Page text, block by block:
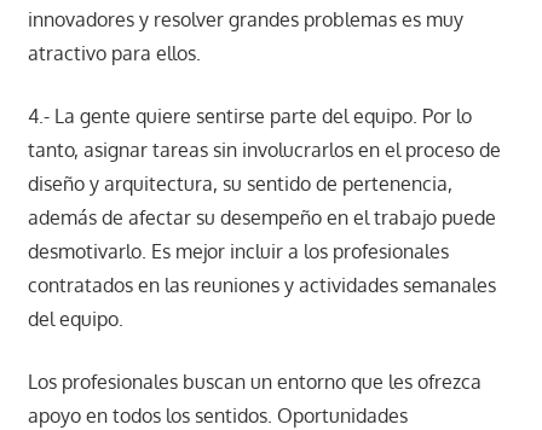
innovadores y resolver grandes problemas es muy
atractivo para ellos.
4.- La gente quiere sentirse parte del equipo. Por lo
tanto, asignar tareas sin involucrarlos en el proceso de
diseño y arquitectura, su sentido de pertenencia,
además de afectar su desempeño en el trabajo puede
desmotivarlo. Es mejor incluir a los profesionales
contratados en las reuniones y actividades semanales
del equipo.
Los profesionales buscan un entorno que les ofrezca
apoyo en todos los sentidos. Oportunidades